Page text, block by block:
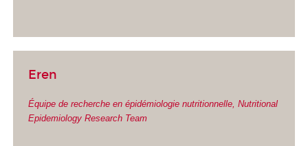
Eren
Équipe de recherche en épidémiologie nutritionnelle, Nutritional
Epidemiology Research Team